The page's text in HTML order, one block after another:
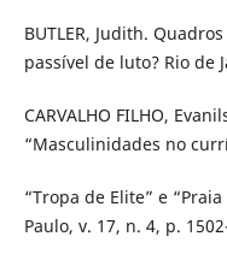
BUTLER, Judith.
passível de luto? Rio de
CARVALHO FILHO,
“Masculinidades no
“Tropa de Elite” e
Paulo, v. 17, n. 4, p.